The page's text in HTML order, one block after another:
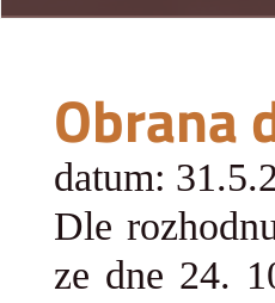
Obrana
datum:
Dle
ze dne 24.